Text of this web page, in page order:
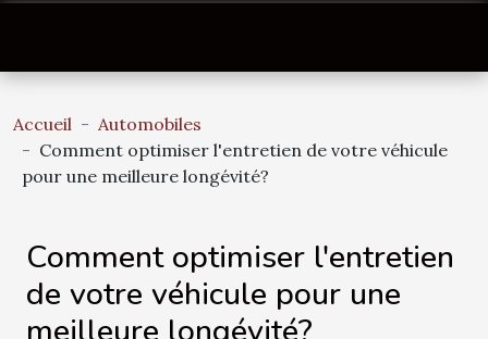
Accueil
Automobiles
Comment optimiser l'entretien de votre véhicule
pour une meilleure longévité?
Comment optimiser l'entretien
de votre véhicule pour une